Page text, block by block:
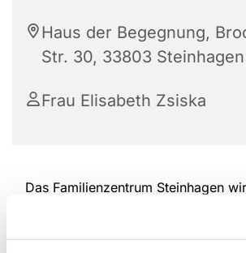
Haus der Begegnung,
Str. 30, 33803 Steinhagen
Frau Elisabeth Zsiska
Das Familienzentrum Steinhagen
Ende des Jahres durchgehend
Kind-Spielgruppen in der